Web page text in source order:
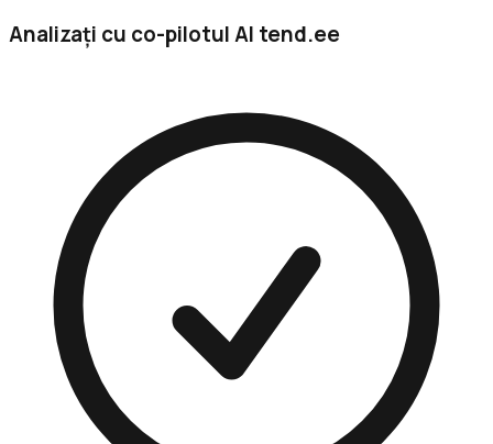
Analizați cu co-pilotul AI tend.ee